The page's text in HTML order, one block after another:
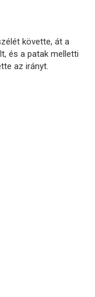
követte, át a
és a patak melletti
az irányt.